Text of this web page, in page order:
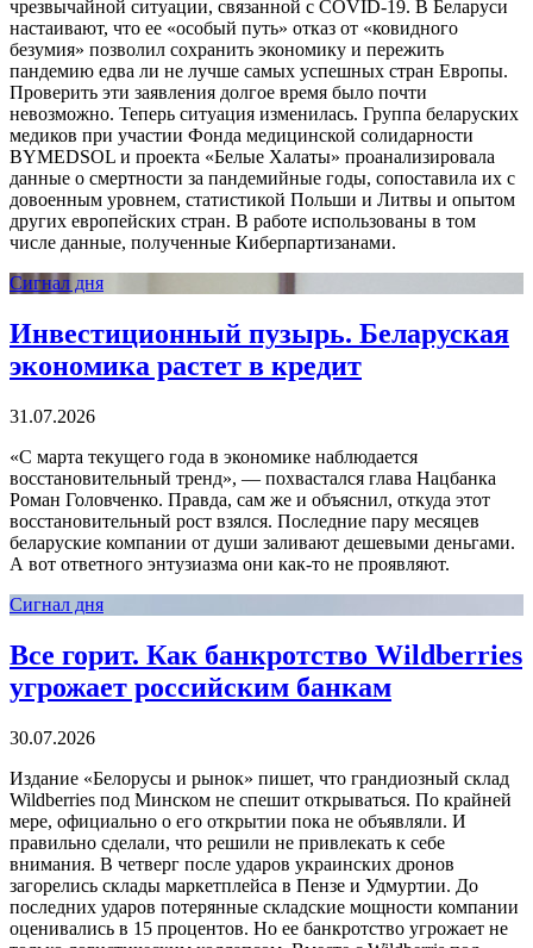
чрезвычайной ситуации, связанной с COVID-19. В Беларуси
настаивают, что ее «особый путь» отказ от «ковидного
безумия» позволил сохранить экономику и пережить
пандемию едва ли не лучше самых успешных стран Европы.
Проверить эти заявления долгое время было почти
невозможно. Теперь ситуация изменилась. Группа беларуских
медиков при участии Фонда медицинской солидарности
BYMEDSOL и проекта «Белые Халаты» проанализировала
данные о смертности за пандемийные годы, сопоставила их с
довоенным уровнем, статистикой Польши и Литвы и опытом
других европейских стран. В работе использованы в том
числе данные, полученные Киберпартизанами.
Сигнал дня
Инвестиционный пузырь. Беларуская
экономика растет в кредит
31.07.2026
«С марта текущего года в экономике наблюдается
восстановительный тренд», — похвастался глава Нацбанка
Роман Головченко. Правда, сам же и объяснил, откуда этот
восстановительный рост взялся. Последние пару месяцев
беларуские компании от души заливают дешевыми деньгами.
А вот ответного энтузиазма они как-то не проявляют.
Сигнал дня
Все горит. Как банкротство Wildberries
угрожает российским банкам
30.07.2026
Издание «Белорусы и рынок» пишет, что грандиозный склад
Wildberries под Минском не спешит открываться. По крайней
мере, официально о его открытии пока не объявляли. И
правильно сделали, что решили не привлекать к себе
внимания. В четверг после ударов украинских дронов
загорелись склады маркетплейса в Пензе и Удмуртии. До
последних ударов потерянные складские мощности компании
оценивались в 15 процентов. Но ее банкротство угрожает не